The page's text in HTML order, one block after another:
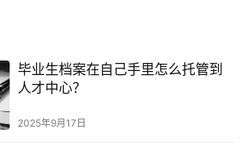
毕业生档案在自己手里怎么托管到
人才中心？
2025年9月17日